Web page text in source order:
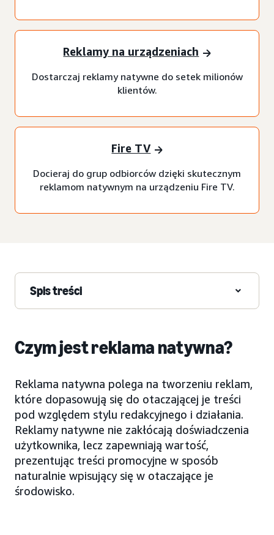
Reklamy na urządzeniach
Dostarczaj reklamy natywne do setek milionów
klientów.
Fire TV
Docieraj do grup odbiorców dzięki skutecznym
reklamom natywnym na urządzeniu Fire TV.
Spis treści
Czym jest reklama natywna?
Reklama natywna polega na tworzeniu reklam,
które dopasowują się do otaczającej je treści
pod względem stylu redakcyjnego i działania.
Reklamy natywne nie zakłócają doświadczenia
użytkownika, lecz zapewniają wartość,
prezentując treści promocyjne w sposób
naturalnie wpisujący się w otaczające je
środowisko.